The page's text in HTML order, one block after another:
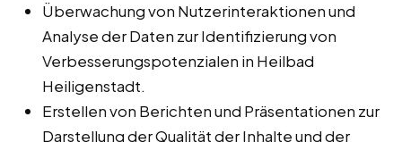
Überwachung von Nutzerinteraktionen und
Analyse der Daten zur Identifizierung von
Verbesserungspotenzialen in Heilbad
Heiligenstadt.
Erstellen von Berichten und Präsentationen zur
Darstellung der Qualität der Inhalte und der